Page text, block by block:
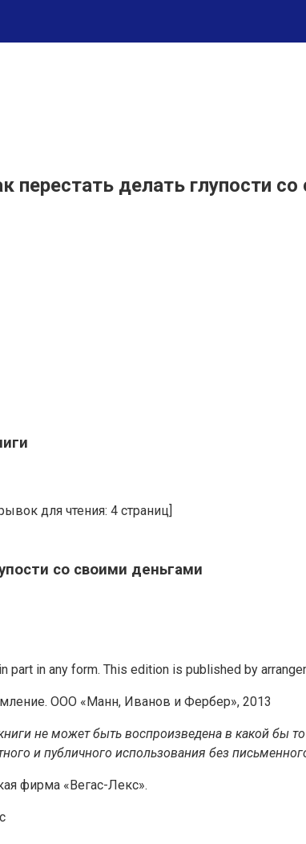
перестать делать глупости
для чтения: 4 страниц]
со своими деньгами
in any form. This edition is published by
ООО «Манн, Иванов и Фербер», 2013
не может быть воспроизведена в какой
и публичного использования без
фирма «Вегас-Лекс».